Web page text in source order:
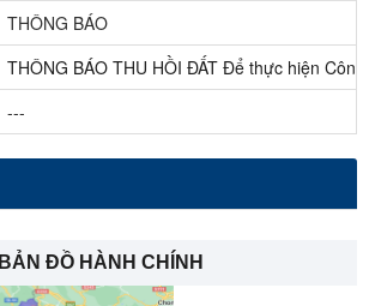
THÔNG BÁO
THÔNG BÁO THU HỒI ĐẤT Để thực hiện
---
BẢN ĐỒ HÀNH CHÍNH